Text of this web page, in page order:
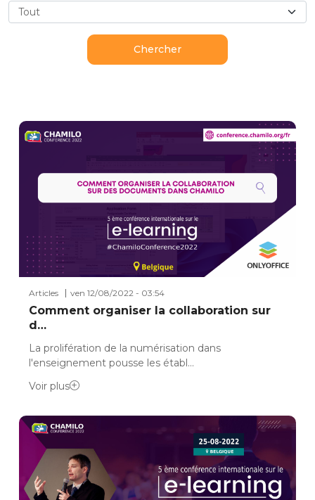
Articles ven 12/08/2022 - 03:54
Comment organiser la collaboration sur
d…
La prolifération de la numérisation dans
l'enseignement pousse les établ…
Voir plus